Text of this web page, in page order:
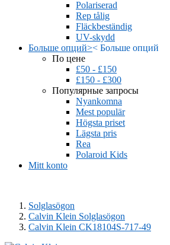
Polariserad
Rep tålig
Fläckbeständig
UV-skydd
Больше опций>< Больше опций
По цене
£50 - £150
£150 - £300
Популярные запросы
Nyankomna
Mest populär
Högsta priset
Lägsta pris
Rea
Polaroid Kids
Mitt konto
Solglasögon
Calvin Klein Solglasögon
Calvin Klein CK18104S-717-49